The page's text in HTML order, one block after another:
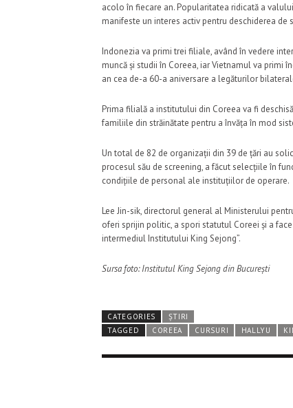
acolo în fiecare an. Popularitatea ridicată a
manifeste un interes activ pentru deschiderea de
Indonezia va primi trei filiale, având în vedere
muncă și studii în Coreea, iar Vietnamul va primi
an cea de-a 60-a aniversare a legăturilor
Prima filială a institutului din Coreea va fi
familiile din străinătate pentru a învăța în mod
Un total de 82 de organizații din 39 de țări au
procesul său de screening, a făcut selecțiile în
condițiile de personal ale instituțiilor de operare.
Lee Jin-sik, directorul general al Ministerului
oferi sprijin politic, a spori statutul Coreei și a
intermediul Institutului King Sejong”.
Sursa foto: Institutul King Sejong din București
CATEGORIES
ȘTIRI
TAGGED
COREEA CURSURI HALLYU